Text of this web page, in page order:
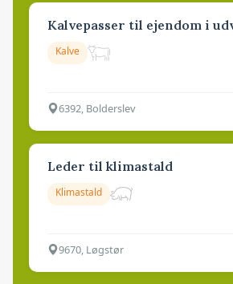
Kalvepasser til ejendom i
Kalve
6392, Bolderslev
Leder til klimastald
Klimastald
9670, Løgstør